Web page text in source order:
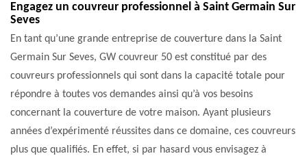
Engagez un couvreur professionnel à Saint Germain Sur
Seves
En tant qu’une grande entreprise de couverture dans la Saint
Germain Sur Seves, GW couvreur 50 est constitué par des
couvreurs professionnels qui sont dans la capacité totale pour
répondre à toutes vos demandes ainsi qu’à vos besoins
concernant la couverture de votre maison. Ayant plusieurs
années d’expérimenté réussites dans ce domaine, ces couvreurs
plus que qualifiés. En effet, si par hasard vous envisagez à